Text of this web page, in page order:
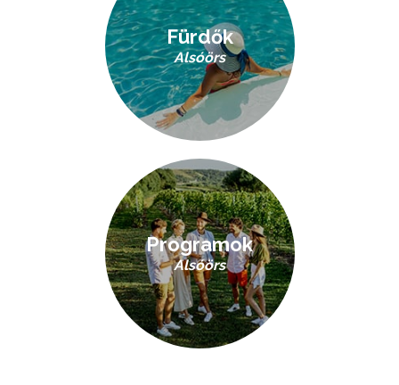
Fürdők
Alsóörs
Programok
Alsóörs